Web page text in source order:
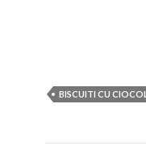
BISCUITI CU